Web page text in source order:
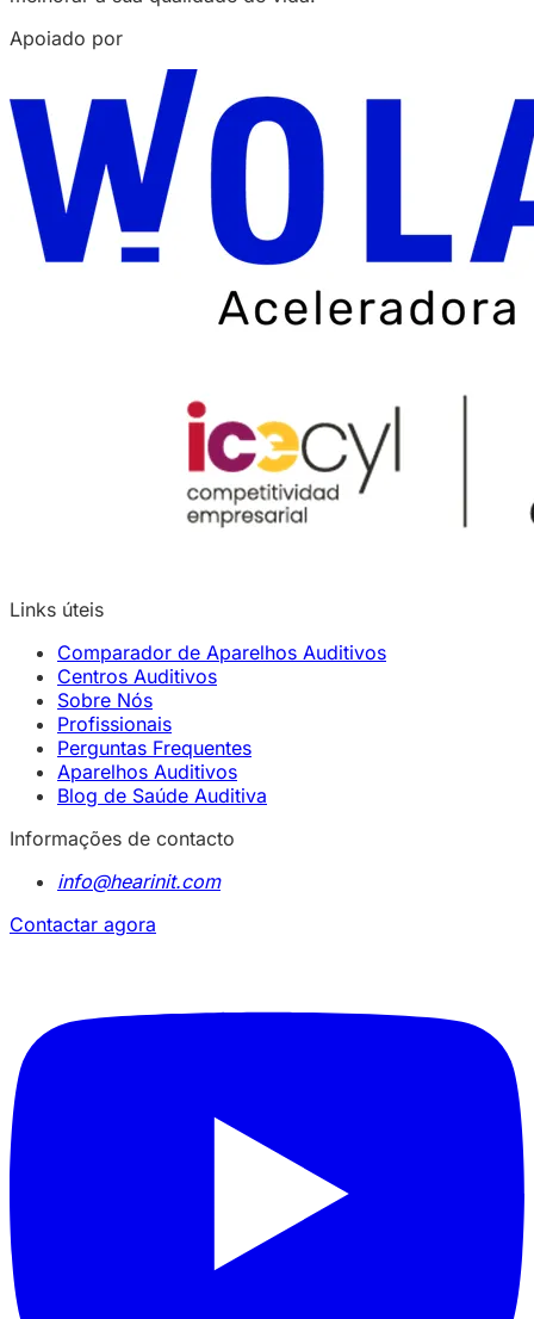
Apoiado por
Links úteis
Comparador de Aparelhos Auditivos
Centros Auditivos
Sobre Nós
Profissionais
Perguntas Frequentes
Aparelhos Auditivos
Blog de Saúde Auditiva
Informações de contacto
info@hearinit.com
Contactar agora